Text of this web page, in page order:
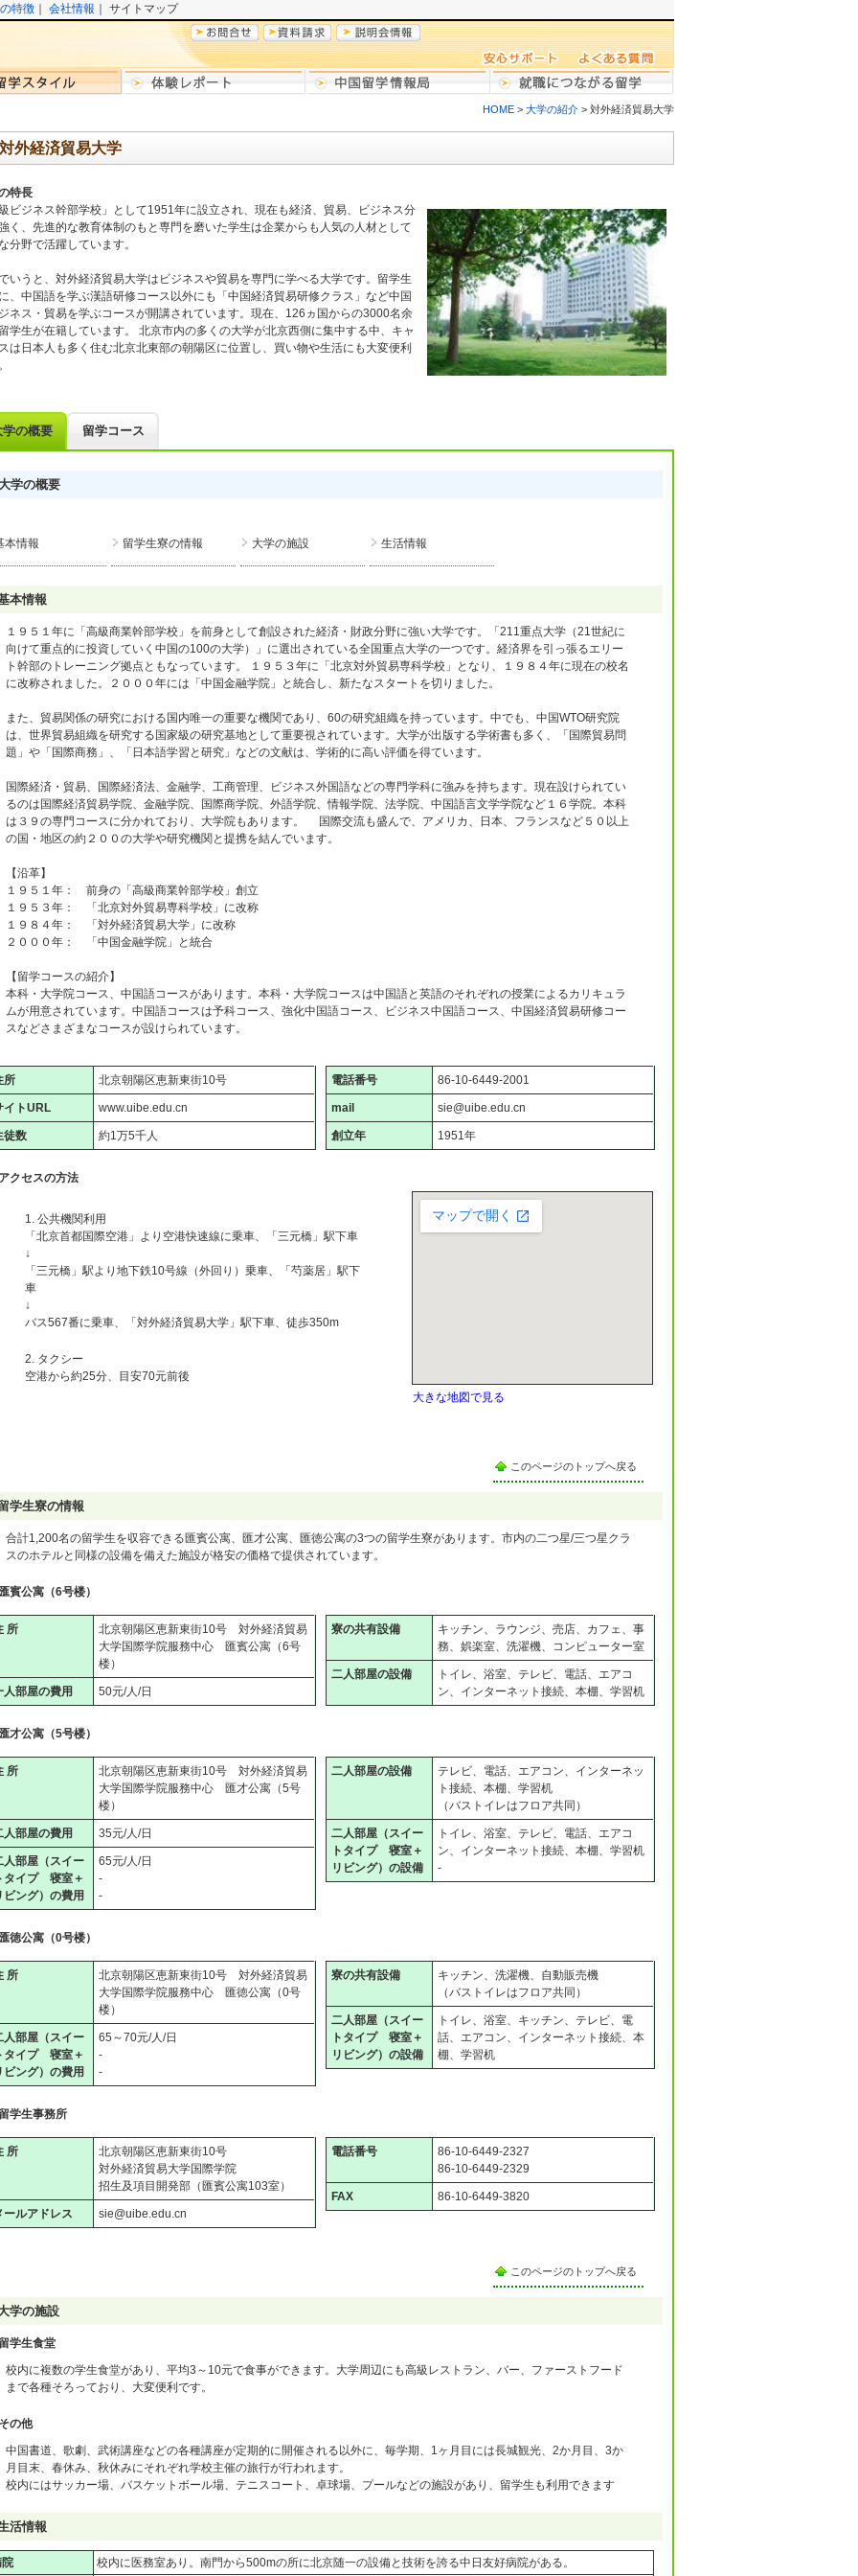
特徴 会社情報 ｜ サイトマップ
HOME > 大学の紹介 > 対外経済貿易大学
対外経済貿易大学
特長
級ビジネス幹部学校」として1951年に設立され、現在も経済、貿易、ビジネス分
く、先進的な教育体制のもと専門を磨いた学生は企業からも人気の人材として
分野で活躍しています。
いうと、対外経済貿易大学はビジネスや貿易を専門に学べる大学です。留学生
、中国語を学ぶ漢語研修コース以外にも「中国経済貿易研修クラス」など中国
ネス・貿易を学ぶコースが開講されています。現在、126ヵ国からの3000名余
学生が在籍しています。 北京市内の多くの大学が北京西側に集中する中、キャ
は日本人も多く住む北京北東部の朝陽区に位置し、買い物や生活にも大変便利
学の概要 留学コース
学の概要
本情報 留学生寮の情報 大学の施設 生活情報
本情報
１９５１年に「高級商業幹部学校」を前身として創設された経済・財政分野に強い大学です。「211重点大学（21世紀に
向けて重点的に投資していく中国の100の大学）」に選出されている全国重点大学の一つです。経済界を引っ張るエリー
ト幹部のトレーニング拠点ともなっています。 １９５３年に「北京対外貿易専科学校」となり、１９８４年に現在の校名
に改称されました。２０００年には「中国金融学院」と統合し、新たなスタートを切りました。
また、貿易関係の研究における国内唯一の重要な機関であり、60の研究組織を持っています。中でも、中国WTO研究院
は、世界貿易組織を研究する国家級の研究基地として重要視されています。大学が出版する学術書も多く、「国際貿易問
題」や「国際商務」、「日本語学習と研究」などの文献は、学術的に高い評価を得ています。
国際経済・貿易、国際経済法、金融学、工商管理、ビジネス外国語などの専門学科に強みを持ちます。現在設けられてい
るのは国際経済貿易学院、金融学院、国際商学院、外語学院、情報学院、法学院、中国語言文学学院など１６学院。本科
は３９の専門コースに分かれており、大学院もあります。 国際交流も盛んで、アメリカ、日本、フランスなど５０以上
の国・地区の約２００の大学や研究機関と提携を結んでいます。
【沿革】
１９５１年： 前身の「高級商業幹部学校」創立
１９５３年： 「北京対外貿易専科学校」に改称
１９８４年： 「対外経済貿易大学」に改称
２０００年： 「中国金融学院」と統合
【留学コースの紹介】
本科・大学院コース、中国語コースがあります。本科・大学院コースは中国語と英語のそれぞれの授業によるカリキュラ
ムが用意されています。中国語コースは予科コース、強化中国語コース、ビジネス中国語コース、中国経済貿易研修コー
スなどさまざまなコースが設けられています。
所 北京朝陽区恵新東街10号
イトURL www.uibe.edu.cn
徒数 約1万5千人
電話番号 86-10-6449-2001
mail sie@uibe.edu.cn
創立年 1951年
アクセスの方法
1. 公共機関利用
「北京首都国際空港」より空港快速線に乗車、「三元橋」駅下車
↓
「三元橋」駅より地下鉄10号線（外回り）乗車、「芍薬居」駅下
車
↓
バス567番に乗車、「対外経済貿易大学」駅下車、徒歩350m
2. タクシー
空港から約25分、目安70元前後
大きな地図で見る
このページのトップへ戻る
学生寮の情報
合計1,200名の留学生を収容できる匯賓公寓、匯才公寓、匯徳公寓の3つの留学生寮があります。市内の二つ星/三つ星クラ
スのホテルと同様の設備を備えた施設が格安の価格で提供されています。
匯賓公寓（6号楼）
所
北京朝陽区恵新東街10号 対外経済貿易
大学国際学院服務中心 匯賓公寓（6号
楼）
人部屋の費用 50元/人/日
寮の共有設備
キッチン、ラウンジ、売店、カフェ、事
務、娯楽室、洗濯機、コンピューター室
二人部屋の設備
トイレ、浴室、テレビ、電話、エアコ
ン、インターネット接続、本棚、学習机
匯才公寓（5号楼）
所
北京朝陽区恵新東街10号 対外経済貿易
大学国際学院服務中心 匯才公寓（5号
楼）
人部屋の費用 35元/人/日
人部屋（スイー
タイプ 寝室＋
ビング）の費用
65元/人/日
-
-
二人部屋の設備
テレビ、電話、エアコン、インターネッ
ト接続、本棚、学習机
（バストイレはフロア共同）
二人部屋（スイー
トタイプ 寝室＋
リビング）の設備
トイレ、浴室、テレビ、電話、エアコ
ン、インターネット接続、本棚、学習机
-
匯徳公寓（0号楼）
所
北京朝陽区恵新東街10号 対外経済貿易
大学国際学院服務中心 匯徳公寓（0号
楼）
人部屋（スイー
タイプ 寝室＋
ビング）の費用
65～70元/人/日
-
-
寮の共有設備
キッチン、洗濯機、自動販売機
（バストイレはフロア共同）
二人部屋（スイー
トタイプ 寝室＋
リビング）の設備
トイレ、浴室、キッチン、テレビ、電
話、エアコン、インターネット接続、本
棚、学習机
留学生事務所
所
北京朝陽区恵新東街10号
対外経済貿易大学国際学院
招生及項目開発部（匯賓公寓103室）
ールアドレス sie@uibe.edu.cn
電話番号
86-10-6449-2327
86-10-6449-2329
FAX 86-10-6449-3820
このページのトップへ戻る
学の施設
留学生食堂
校内に複数の学生食堂があり、平均3～10元で食事ができます。大学周辺にも高級レストラン、バー、ファーストフード
まで各種そろっており、大変便利です。
その他
中国書道、歌劇、武術講座などの各種講座が定期的に開催される以外に、毎学期、1ヶ月目には長城観光、2か月目、3か
月目末、春休み、秋休みにそれぞれ学校主催の旅行が行われます。
校内にはサッカー場、バスケットボール場、テニスコート、卓球場、プールなどの施設があり、留学生も利用できます
活情報
校内に医務室あり。南門から500mの所に北京随一の設備と技術を誇る中日友好病院がある。